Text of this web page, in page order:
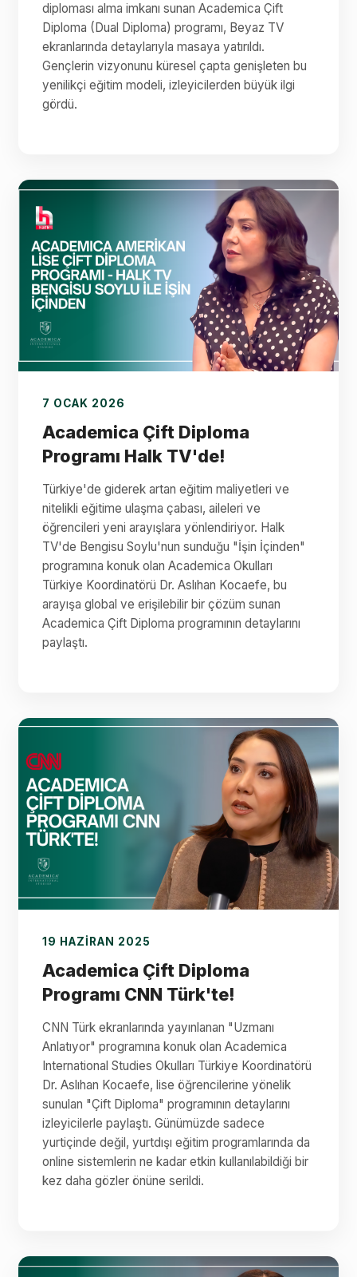
diploması alma imkanı sunan Academica Çift
Diploma (Dual Diploma) programı, Beyaz TV
ekranlarında detaylarıyla masaya yatırıldı.
Gençlerin vizyonunu küresel çapta genişleten bu
yenilikçi eğitim modeli, izleyicilerden büyük ilgi
gördü.
7 OCAK 2026
Academica Çift Diploma
Programı Halk TV'de!
Türkiye'de giderek artan eğitim maliyetleri ve
nitelikli eğitime ulaşma çabası, aileleri ve
öğrencileri yeni arayışlara yönlendiriyor. Halk
TV'de Bengisu Soylu'nun sunduğu "İşin İçinden"
programına konuk olan Academica Okulları
Türkiye Koordinatörü Dr. Aslıhan Kocaefe, bu
arayışa global ve erişilebilir bir çözüm sunan
Academica Çift Diploma programının detaylarını
paylaştı.
19 HAZIRAN 2025
Academica Çift Diploma
Programı CNN Türk'te!
CNN Türk ekranlarında yayınlanan "Uzmanı
Anlatıyor" programına konuk olan Academica
International Studies Okulları Türkiye Koordinatörü
Dr. Aslıhan Kocaefe, lise öğrencilerine yönelik
sunulan "Çift Diploma" programının detaylarını
izleyicilerle paylaştı. Günümüzde sadece
yurtiçinde değil, yurtdışı eğitim programlarında da
online sistemlerin ne kadar etkin kullanılabildiği bir
kez daha gözler önüne serildi.